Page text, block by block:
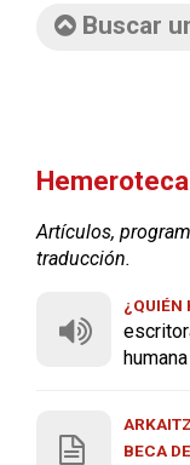
Buscar
Hemeroteca
Artículos,
traducción.
¿QUIÉN
BECA